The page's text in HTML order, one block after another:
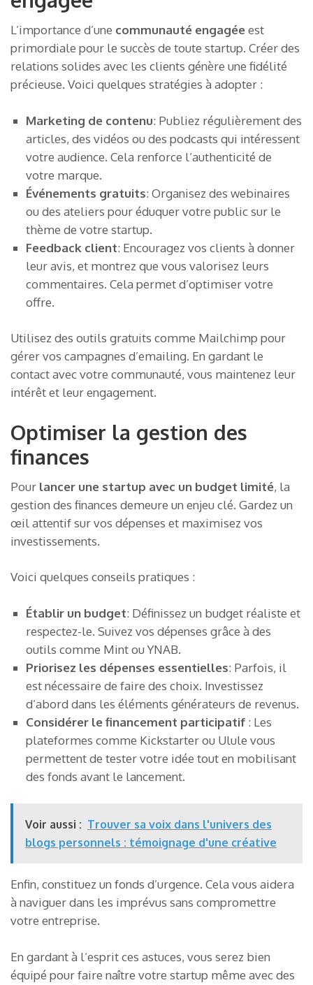
L’importance d’une communauté engagéeest
primordiale pour le succès de toute startup. Créer des
relations solides avec les clients génère une fidélité
précieuse. Voici quelques stratégies à adopter :
Marketing de contenu: Publiez régulièrement des
articles, des vidéos ou des podcasts qui intéressent
votre audience. Cela renforce l’authenticité de
votre marque.
Événements gratuits: Organisez des webinaires
ou des ateliers pour éduquer votre public sur le
thème de votre startup.
Feedback client: Encouragez vos clients à donner
leur avis, et montrez que vous valorisez leurs
commentaires. Cela permet d’optimiser votre
offre.
Utilisez des outils gratuits comme Mailchimp pour
gérer vos campagnes d’emailing. En gardant le
contact avec votre communauté, vous maintenez leur
intérêt et leur engagement.
Optimiser la gestion des
finances
Pour lancer une startup avec un budget limité, la
gestion des finances demeure un enjeu clé. Gardez un
œil attentif sur vos dépenses et maximisez vos
investissements.
Voici quelques conseils pratiques :
Établir un budget: Définissez un budget réaliste et
respectez-le. Suivez vos dépenses grâce à des
outils comme Mint ou YNAB.
Priorisez les dépenses essentielles: Parfois, il
est nécessaire de faire des choix. Investissez
d’abord dans les éléments générateurs de revenus.
Considérer le financement participatif : Les
plateformes comme Kickstarter ou Ulule vous
permettent de tester votre idée tout en mobilisant
des fonds avant le lancement.
Voir aussi : Trouver sa voix dans l'univers des
blogs personnels : témoignage d'une créative
Enfin, constituez un fonds d’urgence. Cela vous aidera
à naviguer dans les imprévus sans compromettre
votre entreprise.
En gardant à l’esprit ces astuces, vous serez bien
équipé pour faire naître votre startup même avec des